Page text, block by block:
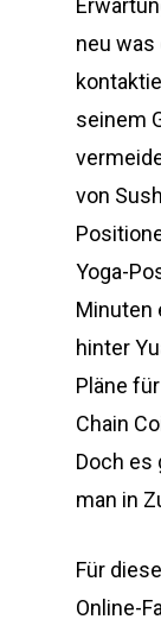
neu was
seinem
von
Yoga-
Minuten
hinter
Pläne
Chain
Doch es
man in
Für
Online-